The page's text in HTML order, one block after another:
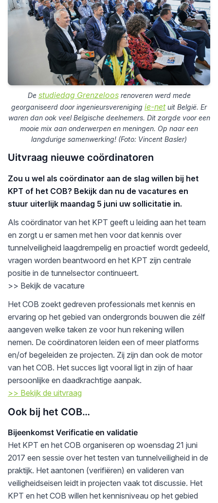
De studiedag Grenzeloosrenoveren werd mede
georganiseerd door ingenieursvereniging ie-netuit België. Er
waren dan ook veel Belgische deelnemers. Dit zorgde voor een
mooie mix aan onderwerpen en meningen. Op naar een
langdurige samenwerking! (Foto: Vincent Basler)
Uitvraag nieuwe coördinatoren
Zou u wel als coördinator aan de slag willen bij het
KPT of het COB? Bekijk dan nu de vacatures en
stuur uiterlijk maandag 5 juni uw sollicitatie in.
Als coördinator van het KPT geeft u leiding aan het team
en zorgt u er samen met hen voor dat kennis over
tunnelveiligheid laagdrempelig en proactief wordt gedeeld,
vragen worden beantwoord en het KPT zijn centrale
positie in de tunnelsector continueert.
>> Bekijk de vacature
Het COB zoekt gedreven professionals met kennis en
ervaring op het gebied van ondergronds bouwen die zélf
aangeven welke taken ze voor hun rekening willen
nemen. De coördinatoren leiden een of meer platforms
en/of begeleiden ze projecten. Zij zijn dan ook de motor
van het COB. Het succes ligt vooral ligt in zijn of haar
persoonlijke en daadkrachtige aanpak.
>> Bekijk de uitvraag
Ook bij het COB…
Bijeenkomst Verificatie en validatie
Het KPT en het COB organiseren op woensdag 21 juni
2017 een sessie over het testen van tunnelveiligheid in de
praktijk. Het aantonen (verifiëren) en valideren van
veiligheidseisen leidt in projecten vaak tot discussie. Het
KPT en het COB willen het kennisniveau op het gebied